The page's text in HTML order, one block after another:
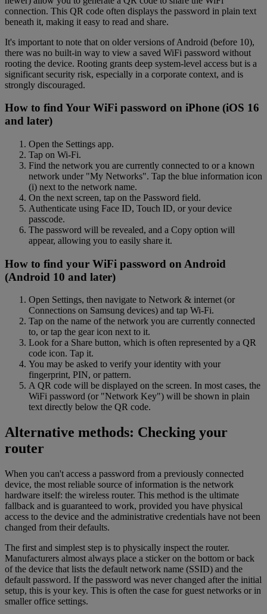
connection. This QR code often displays the password in plain text
beneath it, making it easy to read and share.
It's important to note that on older versions of Android (before 10),
there was no built-in way to view a saved WiFi password without
rooting the device. Rooting grants deep system-level access but is a
significant security risk, especially in a corporate context, and is
strongly discouraged.
How to find Your WiFi password on iPhone (iOS 16
and later)
Open the Settings app.
Tap on Wi-Fi.
Find the network you are currently connected to or a known
network under "My Networks". Tap the blue information icon
(i) next to the network name.
On the next screen, tap on the Password field.
Authenticate using Face ID, Touch ID, or your device
passcode.
The password will be revealed, and a Copy option will
appear, allowing you to easily share it.
How to find your WiFi password on Android
(Android 10 and later)
Open Settings, then navigate to Network & internet (or
Connections on Samsung devices) and tap Wi-Fi.
Tap on the name of the network you are currently connected
to, or tap the gear icon next to it.
Look for a Share button, which is often represented by a QR
code icon. Tap it.
You may be asked to verify your identity with your
fingerprint, PIN, or pattern.
A QR code will be displayed on the screen. In most cases, the
WiFi password (or "Network Key") will be shown in plain
text directly below the QR code.
Alternative methods: Checking your
router
When you can't access a password from a previously connected
device, the most reliable source of information is the network
hardware itself: the wireless router. This method is the ultimate
fallback and is guaranteed to work, provided you have physical
access to the device and the administrative credentials have not been
changed from their defaults.
The first and simplest step is to physically inspect the router.
Manufacturers almost always place a sticker on the bottom or back
of the device that lists the default network name (SSID) and the
default password. If the password was never changed after the initial
setup, this is your key. This is often the case for guest networks or in
smaller office settings.